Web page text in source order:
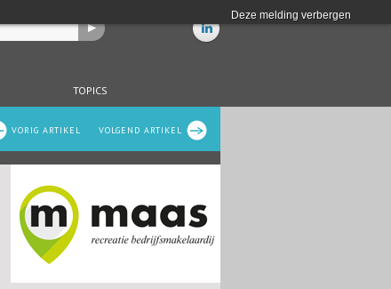
Deze melding verbergen
TOPICS
VOLGEND ARTIKEL
VORIG ARTIKEL